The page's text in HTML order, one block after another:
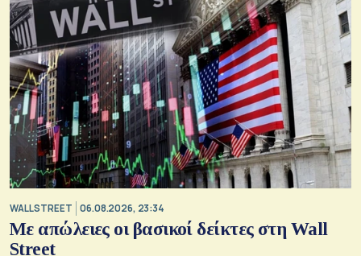
WALL STREET 06.08.2026, 23:34
Με απώλειες οι βασικοί δείκτες στη Wall
Street